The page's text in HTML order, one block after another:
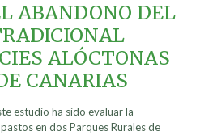
ABANDONO DEL
ALÓCTONAS
CANARIAS
estudio ha sido evaluar la
en dos Parques Rurales de